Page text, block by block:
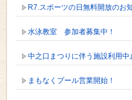
R7.スポーツの日無料開放のお
水泳教室 参加者募集中！
中之口まつりに伴う施設利用中
まもなくプール営業開始！